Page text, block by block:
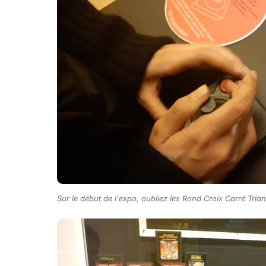
Sur le début de l'expo, oubliez les Rond Croix Carré